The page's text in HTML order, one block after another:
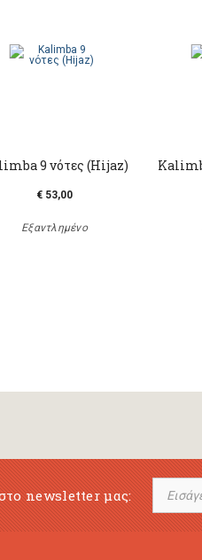
9 νότες (Hijaz)
€ 53,00
Εξαντλημένο
newsletter μας: